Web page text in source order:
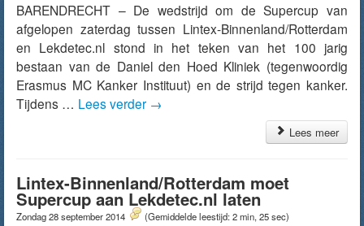
BARENDRECHT – De wedstrijd om de Supercup van
afgelopen zaterdag tussen Lintex-Binnenland/Rotterdam
en Lekdetec.nl stond in het teken van het 100 jarig
bestaan van de Daniel den Hoed Kliniek (tegenwoordig
Erasmus MC Kanker Instituut) en de strijd tegen kanker.
Tijdens … Lees verder →
Lees meer
Lintex-Binnenland/Rotterdam moet
Supercup aan Lekdetec.nl laten
Zondag 28 september 2014 (Gemiddelde leestijd: 2 min, 25 sec)